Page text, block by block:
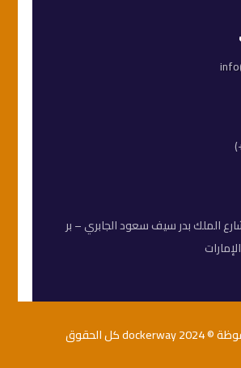
624 – شارع الملك بدر سيف سعود الجابري – بر
جميع الحقوق محفوظة © 2024 dockerway كل الحقوق